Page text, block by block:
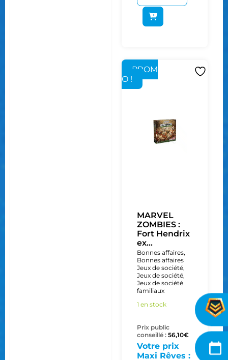
PROM
O !
MARVEL
ZOMBIES :
Fort Hendrix
ex...
Bonnes affaires,
Bonnes affaires
Jeux de société,
Jeux de société,
Jeux de société
familiaux
1 en stock
Prix public
conseillé : 56,10€
Votre prix
Maxi Rêves :